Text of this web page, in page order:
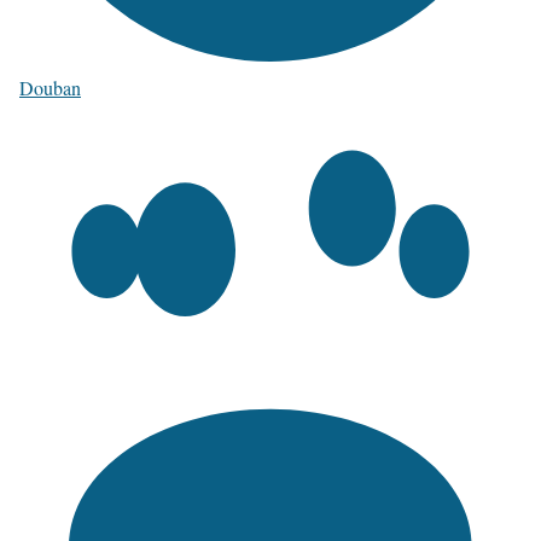
Douban